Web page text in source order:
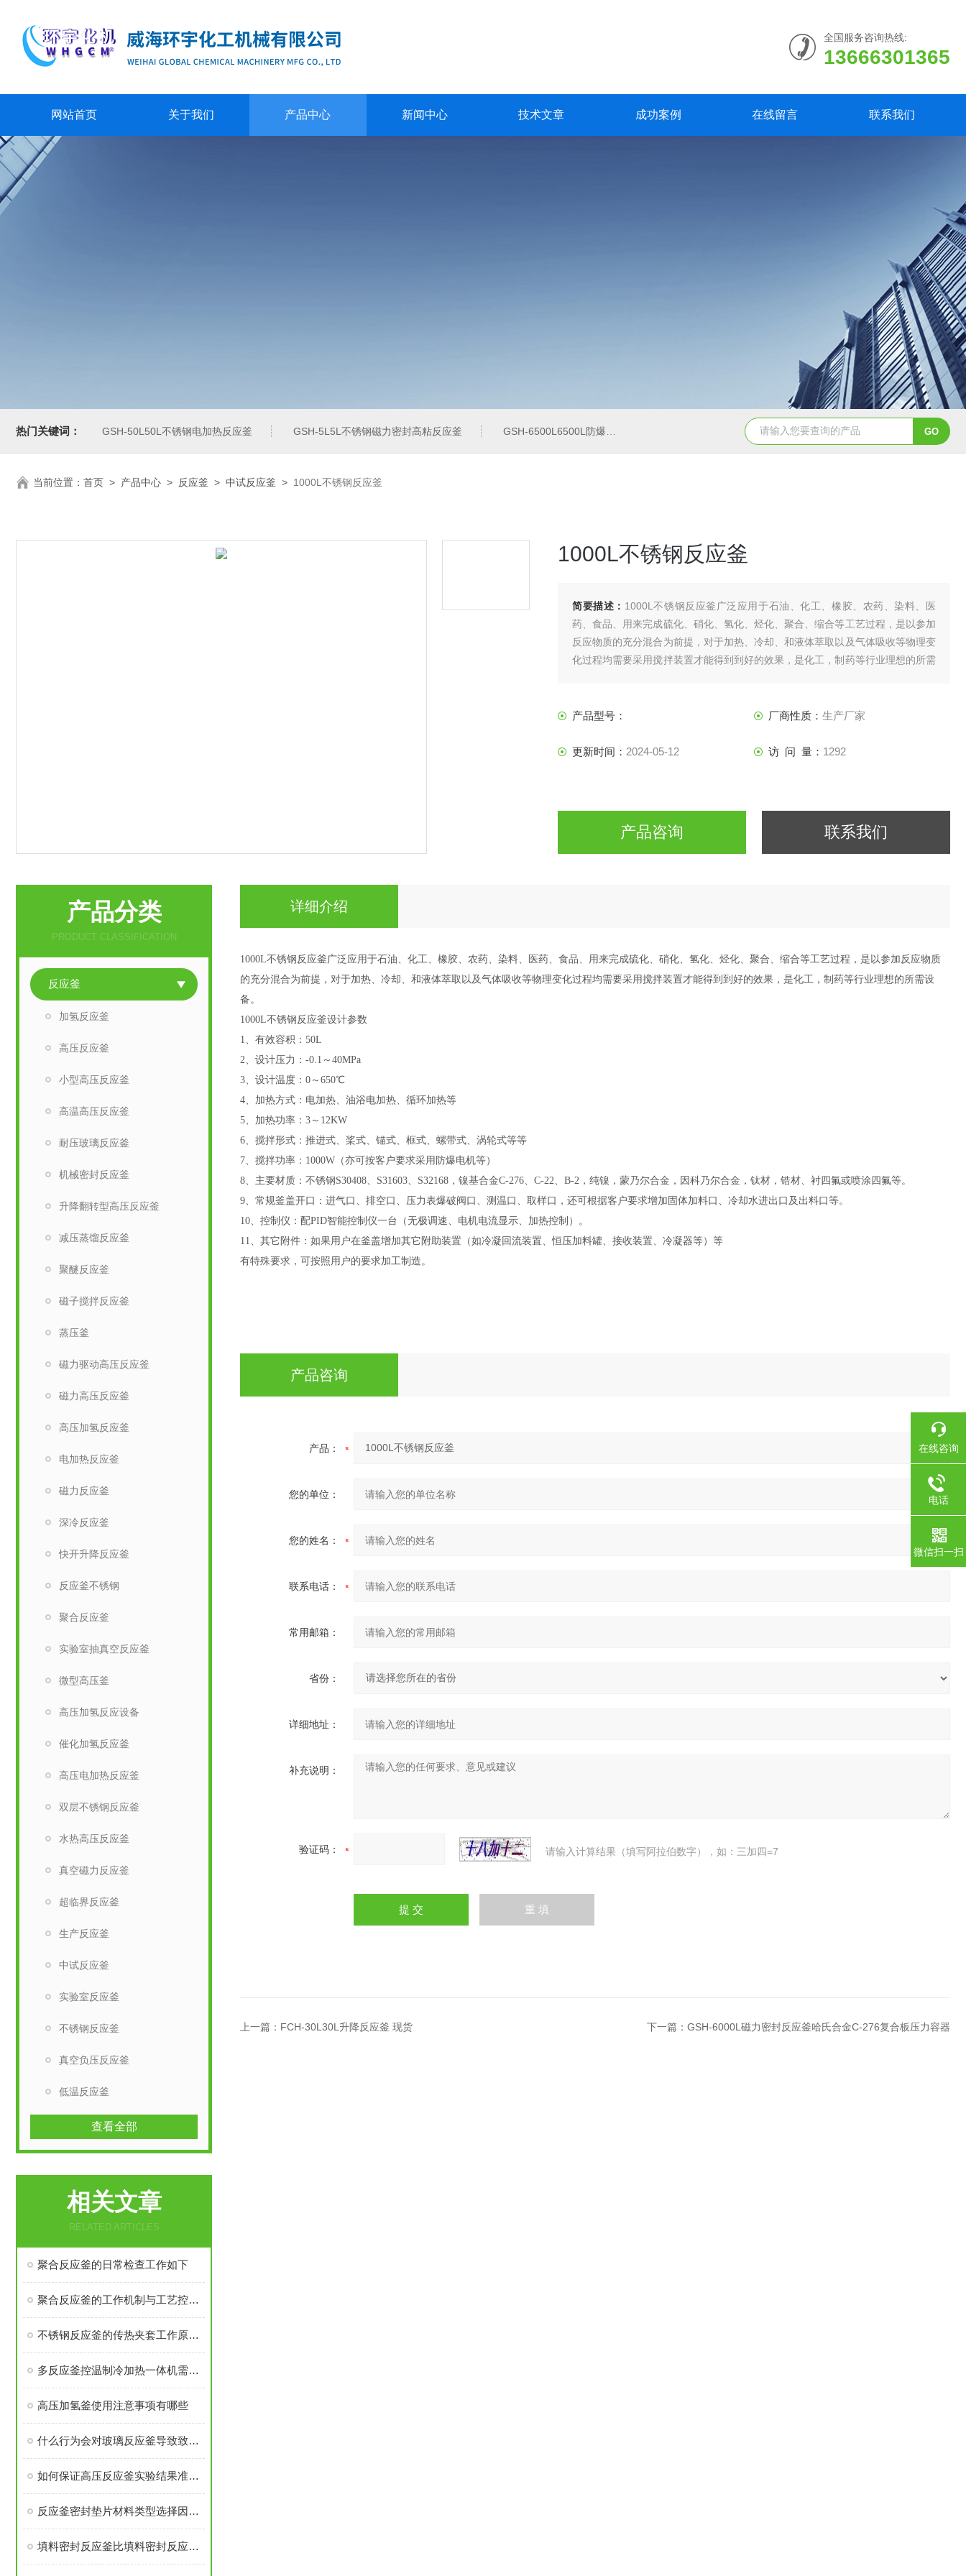
全国服务咨询热线:
13666301365
网站首页 关于我们 产品中心 新闻中心 技术文章 成功案例 在线留言 联系我们
热门关键词： GSH-50L50L不锈钢电加热反应釜 GSH-5L5L不锈钢磁力密封高粘反应釜 GSH-6500L6500L防爆加氢工业反应釜 GSH-0.5L0.5L不锈钢磁力密封聚酯反应釜
当前位置： 首页 > 产品中心 > 反应釜 > 中试反应釜 > 1000L不锈钢反应釜
1000L不锈钢反应釜
简要描述： 1000L不锈钢反应釜广泛应用于石油、化工、橡胶、农药、染料、医
药、食品、用来完成硫化、硝化、氢化、烃化、聚合、缩合等工艺过程，是以参加
反应物质的充分混合为前提，对于加热、冷却、和液体萃取以及气体吸收等物理变
化过程均需要采用搅拌装置才能得到到好的效果，是化工，制药等行业理想的所需
产品型号： 厂商性质： 生产厂家
更新时间： 2024-05-12 访 问 量： 1292
产品咨询 联系我们
产品分类
PRODUCT CLASSIFICATION
反应釜
加氢反应釜
高压反应釜
小型高压反应釜
高温高压反应釜
耐压玻璃反应釜
机械密封反应釜
升降翻转型高压反应釜
减压蒸馏反应釜
聚醚反应釜
磁子搅拌反应釜
蒸压釜
磁力驱动高压反应釜
磁力高压反应釜
高压加氢反应釜
电加热反应釜
磁力反应釜
深冷反应釜
快开升降反应釜
反应釜不锈钢
聚合反应釜
实验室抽真空反应釜
微型高压釜
高压加氢反应设备
催化加氢反应釜
高压电加热反应釜
双层不锈钢反应釜
水热高压反应釜
真空磁力反应釜
超临界反应釜
生产反应釜
中试反应釜
实验室反应釜
不锈钢反应釜
真空负压反应釜
低温反应釜
查看全部
相关文章
RELATED ARTICLES
聚合反应釜的日常检查工作如下
聚合反应釜的工作机制与工艺控制解析
不锈钢反应釜的传热夹套工作原理是什么
多反应釜控温制冷加热一体机需注意安装过程有那些
高压加氢釜使用注意事项有哪些
什么行为会对玻璃反应釜导致致命伤害
如何保证高压反应釜实验结果准确可靠
反应釜密封垫片材料类型选择因素是什么？
填料密封反应釜比填料密封反应釜有那些优势
详细介绍
1000L不锈钢反应釜广泛应用于石油、化工、橡胶、农药、染料、医药、食品、用来完成硫化、硝化、氢化、烃化、聚合、缩合等工艺过程，是以参加反应物质
的充分混合为前提，对于加热、冷却、和液体萃取以及气体吸收等物理变化过程均需要采用搅拌装置才能得到到好的效果，是化工，制药等行业理想的所需设
备。
1000L不锈钢反应釜设计参数
1、有效容积：50L
2、设计压力：-0.1～40MPa
3、设计温度：0～650℃
4、加热方式：电加热、油浴电加热、循环加热等
5、加热功率：3～12KW
6、搅拌形式：推进式、桨式、锚式、框式、螺带式、涡轮式等等
7、搅拌功率：1000W（亦可按客户要求采用防爆电机等）
8、主要材质：不锈钢S30408、S31603、S32168，镍基合金C-276、C-22、B-2，纯镍，蒙乃尔合金，因科乃尔合金，钛材，锆材、衬四氟或喷涂四氟等。
9、常规釜盖开口：进气口、排空口、压力表爆破阀口、测温口、取样口，还可根据客户要求增加固体加料口、冷却水进出口及出料口等。
10、控制仪：配PID智能控制仪一台（无极调速、电机电流显示、加热控制）。
11、其它附件：如果用户在釜盖增加其它附助装置（如冷凝回流装置、恒压加料罐、接收装置、冷凝器等）等
有特殊要求，可按照用户的要求加工制造。
产品咨询
产品：
您的单位：
您的姓名：
联系电话：
常用邮箱：
省份：
详细地址：
补充说明：
验证码： 请输入计算结果（填写阿拉伯数字），如：三加四=7
上一篇： FCH-30L30L升降反应釜 现货 下一篇： GSH-6000L磁力密封反应釜哈氏合金C-276复合板压力容器
在线咨询
电话
微信扫一扫